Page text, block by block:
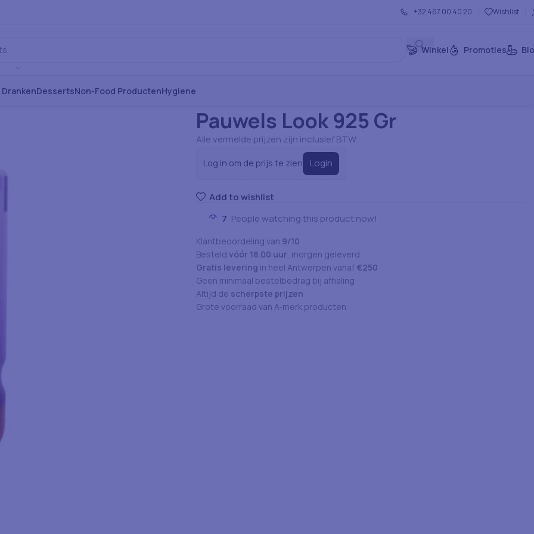
+32 467 00 40 20 Wishlist
Winkel Promoties
DessertsNon-Food ProductenHygiene
Pauwels Look 925 Gr
Alle vermelde prijzen zijn inclusief BTW.
Log in om de prijs te zien Login
Add to wishlist
7 People watching this product now!
Klantbeoordeling van 9/10
Besteld vóór 18.00 uur, morgen geleverd
Gratis levering in heel Antwerpen vanaf €250
Geen minimaal bestelbedrag bij afhaling
Altijd de scherpste prijzen
Grote voorraad van A-merk producten